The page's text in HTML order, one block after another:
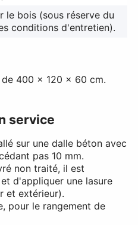
le bois (sous réserve du
conditions d'entretien).
400 x 120 x 60 cm.
service
sur une dalle béton avec
pas 10 mm.
non traité, il est
d'appliquer une lasure
et extérieur).
pour le rangement de